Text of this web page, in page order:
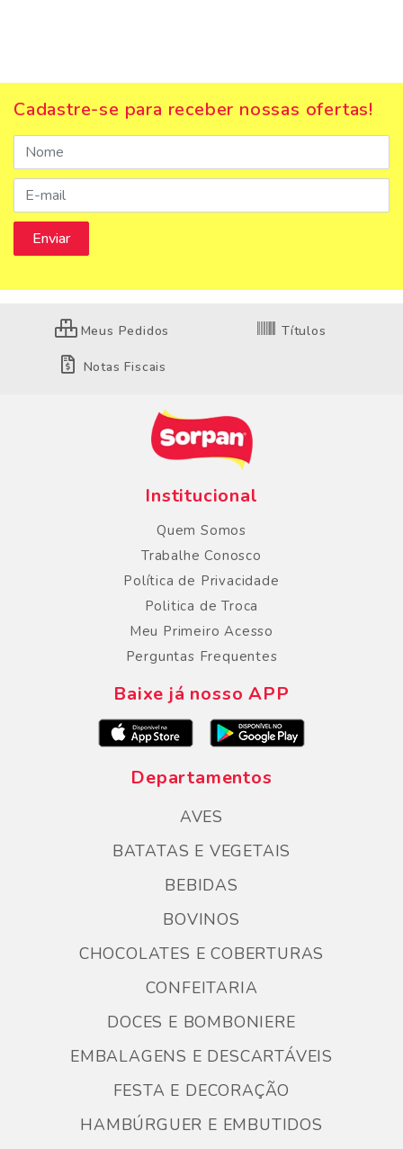
Cadastre-se para receber nossas ofertas!
Meus Pedidos Títulos
Notas Fiscais
Institucional
Quem Somos
Trabalhe Conosco
Política de Privacidade
Politica de Troca
Meu Primeiro Acesso
Perguntas Frequentes
Baixe já nosso APP
Departamentos
AVES
BATATAS E VEGETAIS
BEBIDAS
BOVINOS
CHOCOLATES E COBERTURAS
CONFEITARIA
DOCES E BOMBONIERE
EMBALAGENS E DESCARTÁVEIS
FESTA E DECORAÇÃO
HAMBÚRGUER E EMBUTIDOS